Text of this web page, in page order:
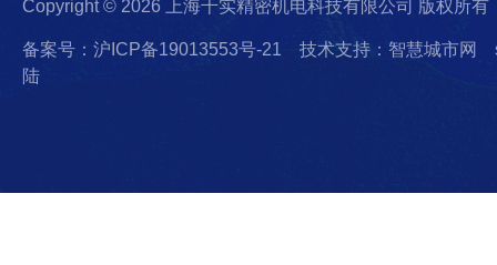
Copyright © 2026 上海千实精密机电科技有限公司 版权所有
备案号：沪ICP备19013553号-21 技术支持：智慧城市网
陆